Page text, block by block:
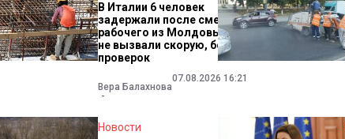
В Италии 6 человек
задержали после смерти
рабочего из Молдовы. Они
не вызвали скорую, боясь
проверок
Вера Балахнова
07.08.2026 16:21
Новости